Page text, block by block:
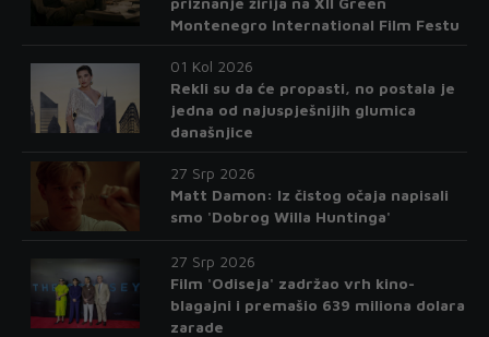
Montenegro International Film Festu
01 Kol 2026
Rekli su da će propasti, no postala je
jedna od najuspješnijih glumica
današnjice
27 Srp 2026
Matt Damon: Iz čistog očaja napisali
smo 'Dobrog Willa Huntinga'
27 Srp 2026
Film 'Odiseja' zadržao vrh kino-
blagajni i premašio 639 miliona dolara
zarade